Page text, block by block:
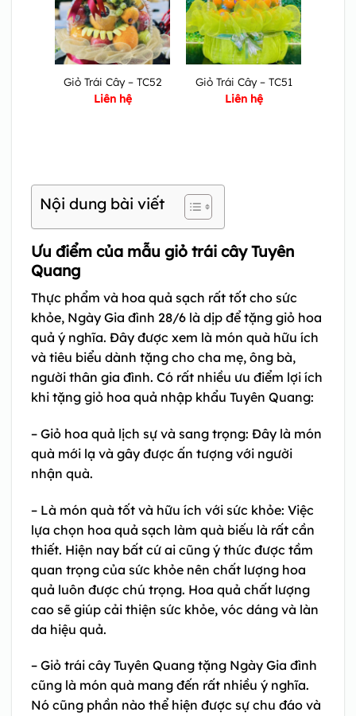
Giỏ Trái Cây – TC52
Liên hệ
Giỏ Trái Cây – TC51
Liên hệ
Nội dung bài viết
Ưu điểm của mẫu giỏ trái cây Tuyên
Quang
Thực phẩm và hoa quả sạch rất tốt cho sức
khỏe, Ngày Gia đình 28/6 là dịp để tặng giỏ hoa
quả ý nghĩa. Đây được xem là món quà hữu ích
và tiêu biểu dành tặng cho cha mẹ, ông bà,
người thân gia đình. Có rất nhiều ưu điểm lợi ích
khi tặng giỏ hoa quả nhập khẩu Tuyên Quang:
– Giỏ hoa quả lịch sự và sang trọng: Đây là món
quà mới lạ và gây được ấn tượng với người
nhận quà.
– Là món quà tốt và hữu ích với sức khỏe: Việc
lựa chọn hoa quả sạch làm quà biếu là rất cần
thiết. Hiện nay bất cứ ai cũng ý thức được tầm
quan trọng của sức khỏe nên chất lượng hoa
quả luôn được chú trọng. Hoa quả chất lượng
cao sẽ giúp cải thiện sức khỏe, vóc dáng và làn
da hiệu quả.
– Giỏ trái cây Tuyên Quang tặng Ngày Gia đình
cũng là món quà mang đến rất nhiều ý nghĩa.
Nó cũng phần nào thể hiện được sự chu đáo và